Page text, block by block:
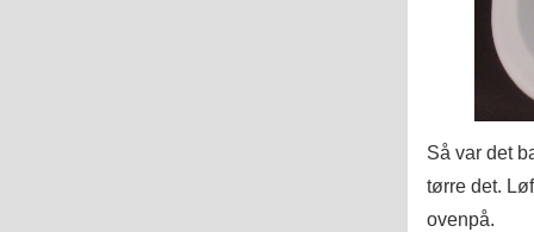
Så var det
tørre det.
ovenpå.